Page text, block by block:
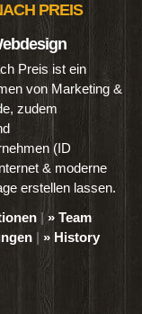
PREIS
Preis ist ein
von Marketing &
zudem
(ID
& moderne
erstellen lassen.
|» Team
| » History